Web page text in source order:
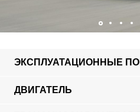
ЭКСПЛУАТАЦИОННЫЕ
ДВИГАТЕЛЬ